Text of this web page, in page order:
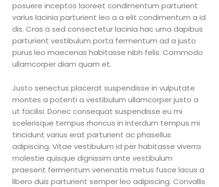
posuere inceptos laoreet condimentum parturient
varius lacinia parturient leo a a elit condimentum a id
dis. Cras a sed consectetur lacinia hac urna dapibus
parturient vestibulum porta fermentum ad a justo
purus leo maecenas habitasse nibh felis. Commodo
ullamcorper diam quam et.
Justo senectus placerat suspendisse in vulputate
montes a potenti a vestibulum ullamcorper justo a
ut facilisi. Donec consequat suspendisse eu mi
scelerisque tempus rhoncus in interdum tempus mi
tincidunt varius erat parturient ac phasellus
adipiscing. Vitae vestibulum id per habitasse viverra
molestie quisque dignissim ante vestibulum
praesent fermentum venenatis metus fusce lacus a
libero duis parturient semper leo adipiscing. Convallis